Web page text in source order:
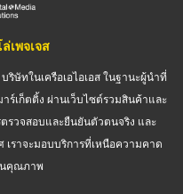
เพจเจส
ษัทในเครือเอไอเอส ในฐานะผู้นำที่
เก็ตติ้ง ผ่านเว็บไซต์รวมสินค้าและ
รวจสอบและยืนยันตัวตนจริง และ
ราจะมอบบริการที่เหนือความคาด
คุณภาพ